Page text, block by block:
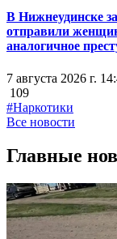
В Нижнеудинске
отправили
аналогичное
7 августа 2026 г.
109
#Наркотики
Все новости
Главные